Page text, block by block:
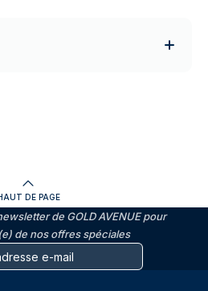
DE PAGE
de GOLD AVENUE pour
de nos offres spéciales